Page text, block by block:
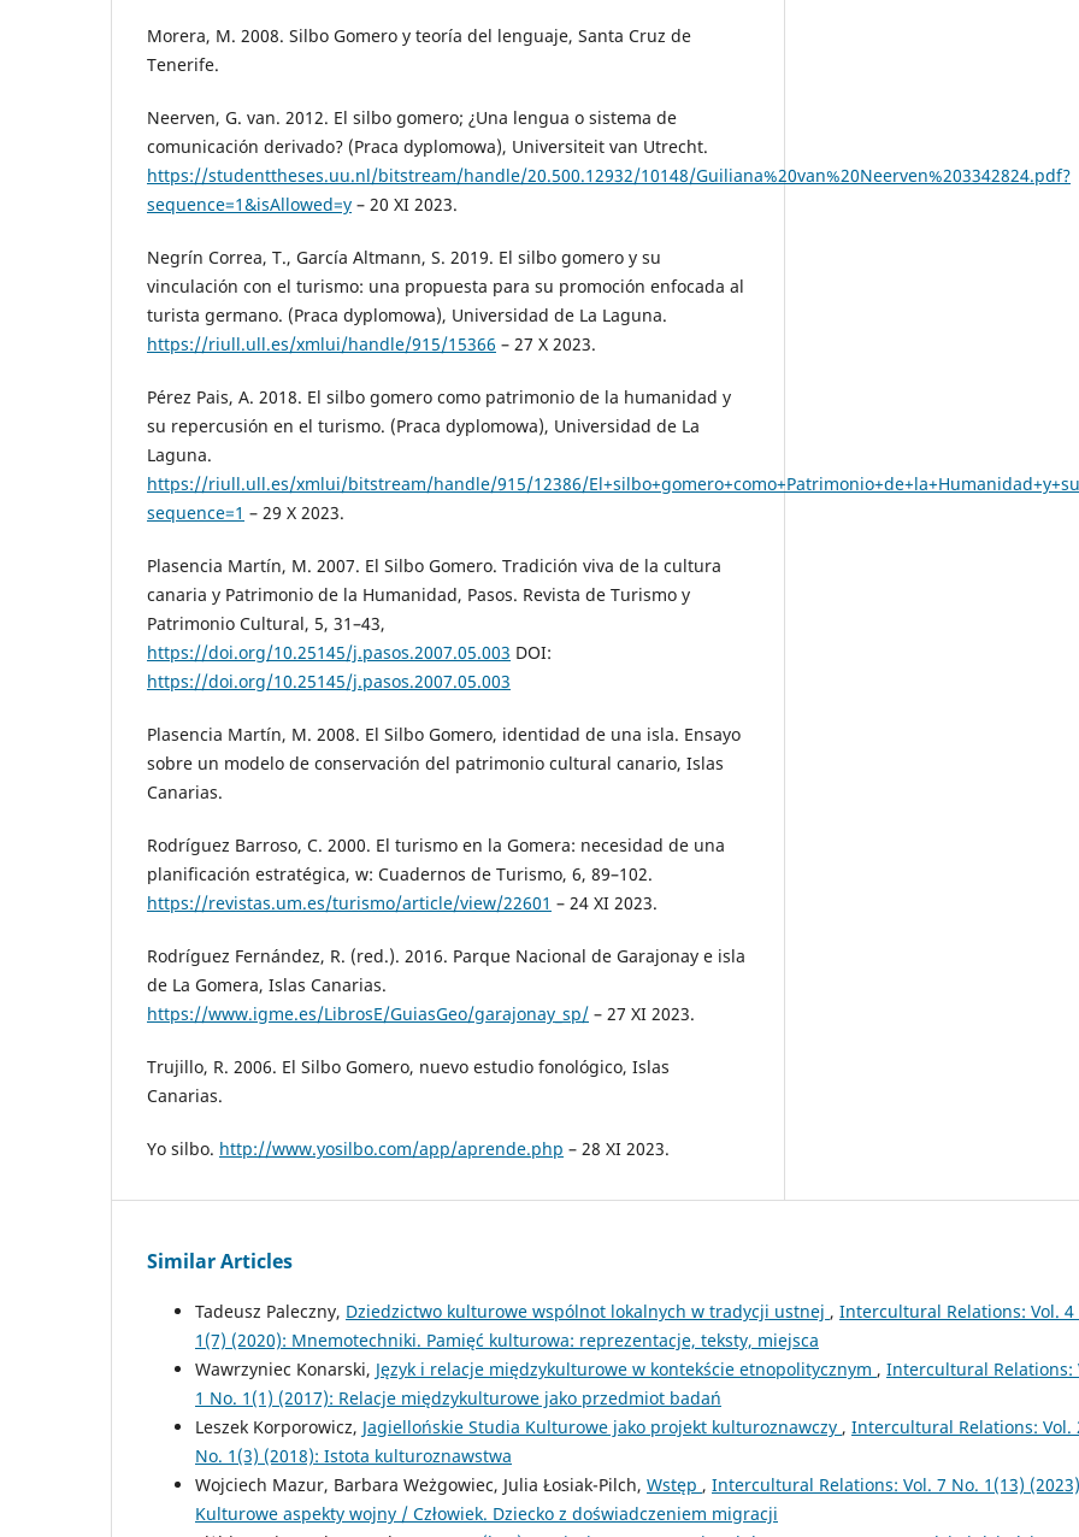
Morera, M. 2008. Silbo Gomero y teoría del lenguaje, Santa Cruz de
Tenerife.
Neerven, G. van. 2012. El silbo gomero; ¿Una lengua o sistema de
comunicación derivado? (Praca dyplomowa), Universiteit van Utrecht.
https://studenttheses.uu.nl/bitstream/handle/20.500.12932/10148/Guiliana%20van%20Neerven%203342824.pdf?
sequence=1&isAllowed=y – 20 XI 2023.
Negrín Correa, T., García Altmann, S. 2019. El silbo gomero y su
vinculación con el turismo: una propuesta para su promoción enfocada al
turista germano. (Praca dyplomowa), Universidad de La Laguna.
https://riull.ull.es/xmlui/handle/915/15366 – 27 X 2023.
Pérez Pais, A. 2018. El silbo gomero como patrimonio de la humanidad y
su repercusión en el turismo. (Praca dyplomowa), Universidad de La
Laguna.
https://riull.ull.es/xmlui/bitstream/handle/915/12386/
sequence=1 – 29 X 2023.
Plasencia Martín, M. 2007. El Silbo Gomero. Tradición viva de la cultura
canaria y Patrimonio de la Humanidad, Pasos. Revista de Turismo y
Patrimonio Cultural, 5, 31–43,
https://doi.org/10.25145/j.pasos.2007.05.003 DOI:
https://doi.org/10.25145/j.pasos.2007.05.003
Plasencia Martín, M. 2008. El Silbo Gomero, identidad de una isla. Ensayo
sobre un modelo de conservación del patrimonio cultural canario, Islas
Canarias.
Rodríguez Barroso, C. 2000. El turismo en la Gomera: necesidad de una
planificación estratégica, w: Cuadernos de Turismo, 6, 89–102.
https://revistas.um.es/turismo/article/view/22601 – 24 XI 2023.
Rodríguez Fernández, R. (red.). 2016. Parque Nacional de Garajonay e isla
de La Gomera, Islas Canarias.
https://www.igme.es/LibrosE/GuiasGeo/garajonay_sp/ – 27 XI 2023.
Trujillo, R. 2006. El Silbo Gomero, nuevo estudio fonológico, Islas
Canarias.
Yo silbo. http://www.yosilbo.com/app/aprende.php – 28 XI 2023.
Similar Articles
Tadeusz Paleczny, Dziedzictwo kulturowe wspólnot lokalnych w tradycji ustnej , Intercultural Relations: Vol. 4
1(7) (2020): Mnemotechniki. Pamięć kulturowa: reprezentacje, teksty, miejsca
Wawrzyniec Konarski, Język i relacje międzykulturowe w kontekście etnopolitycznym , Intercultural Relations:
1 No. 1(1) (2017): Relacje międzykulturowe jako przedmiot badań
Leszek Korporowicz, Jagiellońskie Studia Kulturowe jako projekt kulturoznawczy , Intercultural Relations: Vol.
No. 1(3) (2018): Istota kulturoznawstwa
Wojciech Mazur, Barbara Weżgowiec, Julia Łosiak-Pilch, Wstęp , Intercultural Relations: Vol. 7 No. 1(13)
Kulturowe aspekty wojny / Człowiek. Dziecko z doświadczeniem migracji